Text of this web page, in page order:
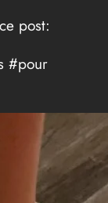
post:
#pour